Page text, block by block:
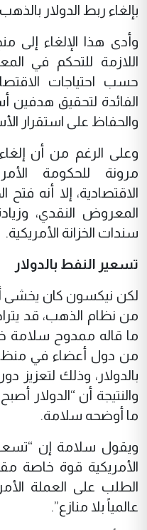
بإلغاء ربط الدولار بالذهب
وأدى هذا الإلغاء إلى
اللازمة للتحكم في
حسب احتياجات
الفائدة لتحقيق هدفين
والحفاظ على استقرار
وعلى الرغم من أن
مرونة للحكومة
الاقتصادية، إلا أنه
المعروض النقدي،
سندات الخزانة الأمريكية.
تسعير النفط بالدولار
لكن نيكسون كان يخشى
من نظام الذهب، قد
ما قاله ممدوح سلامة
من دول أعضاء في
بالدولار، وذلك لتعزيز
والنتيجة أن “الدولار
ما أوضحه سلامة.
ويقول سلامة إن
الأمريكية قوة خاصة
الطلب على العملة
عالمياً بلا منازع”.